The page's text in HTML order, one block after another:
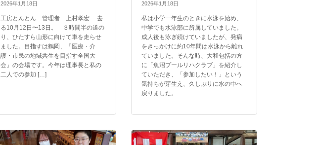
2026年1月18日
工房とんとん 管理者 上村孝宏 去
る10月12日〜13日。 ３時間半の道の
り、ひたすら山形に向けて車を走らせ
ました。目指すは鶴岡、『医療・介
護・市民の地域共生を目指す全国大
会』の会場です。今年は理事長と私の
二人での参加 […]
2026年1月18日
私は小学一年生のときに水泳を始め、
中学でも水泳部に所属していました。
成人後も泳ぎ続けていましたが、発病
をきっかけに約10年間は水泳から離れ
ていました。そんな時、大和包括の方
に「魚沼プールリハクラブ」を紹介し
ていただき、「参加したい！」という
気持ちが芽生え、久しぶりに水の中へ
戻りました。